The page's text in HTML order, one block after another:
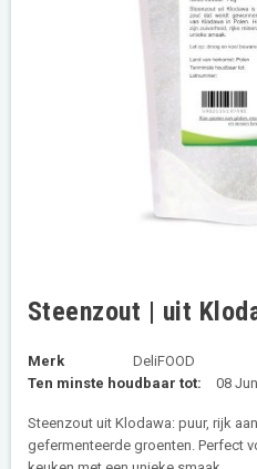
Steenzout | uit
Merk
DeliFOOD
Ten minste houdbaar tot:
08
Steenzout uit Klodawa: puur, rijk
gefermenteerde groenten. Perfect